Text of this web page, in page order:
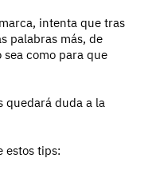
intenta que tras
palabras más, de
como para que
quedará duda a la
estos tips: